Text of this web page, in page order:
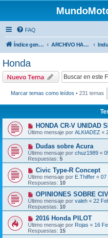
FAQ
Índice general ARCHIVO HASTA 2018
Honda
Nuevo Tema
Marcar temas como leídos • 231 temas
HONDA CR-V UNIDAD
Último mensaje por ALKIADEZ «
Dudas sobre Acura
Último mensaje por chuz1989 «
Respuestas: 5
Civic Type-R Concept
Último mensaje por E.Thiffer « 07
Respuestas: 10
OPINIONES SOBRE
Último mensaje por valeh « 22
Respuestas: 10
2016 Honda PILOT
Último mensaje por Rojas « 16
Respuestas: 15